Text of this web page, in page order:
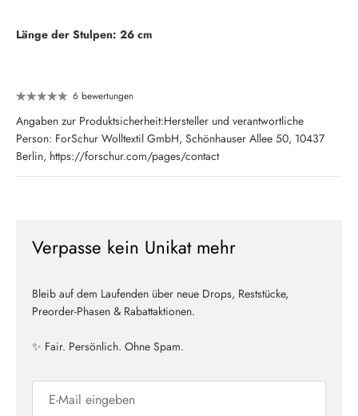
Länge der Stulpen: 26 cm
6 bewertungen
Angaben zur Produktsicherheit:Hersteller und verantwortliche
Person: ForSchur Wolltextil GmbH, Schönhauser Allee 50, 10437
Berlin, https://forschur.com/pages/contact
Verpasse kein Unikat mehr
Bleib auf dem Laufenden über neue Drops, Reststücke,
Preorder-Phasen & Rabattaktionen.
✨ Fair. Persönlich. Ohne Spam.